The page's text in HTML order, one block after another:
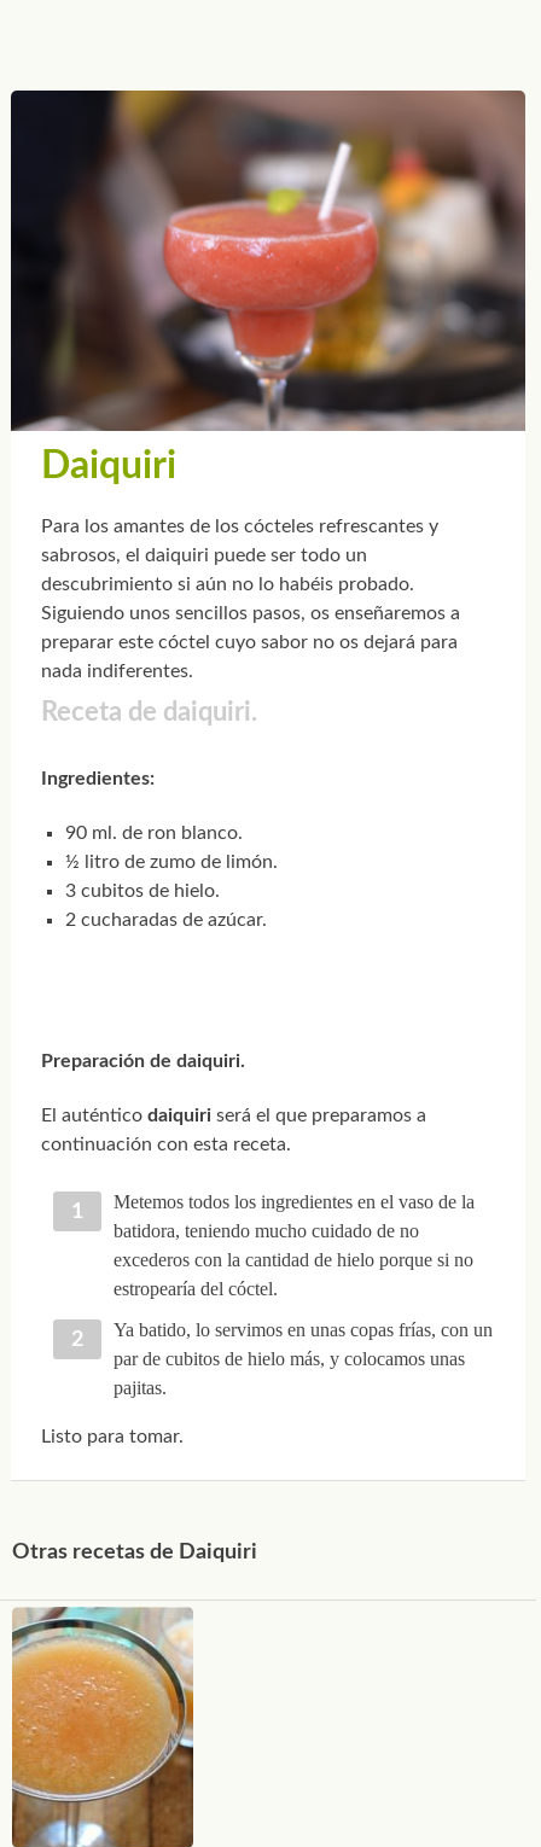
Daiquiri
Para los amantes de los cócteles refrescantes y
sabrosos, el daiquiri puede ser todo un
descubrimiento si aún no lo habéis probado.
Siguiendo unos sencillos pasos, os enseñaremos a
preparar este cóctel cuyo sabor no os dejará para
nada indiferentes.
Receta de daiquiri.
Ingredientes:
90 ml. de ron blanco.
½ litro de zumo de limón.
3 cubitos de hielo.
2 cucharadas de azúcar.
Preparación de daiquiri.
El auténtico daiquiriserá el que preparamos a
continuación con esta receta.
Metemos todos los ingredientes en el vaso de la
batidora, teniendo mucho cuidado de no
excederos con la cantidad de hielo porque si no
estropearía del cóctel.
Ya batido, lo servimos en unas copas frías, con un
par de cubitos de hielo más, y colocamos unas
pajitas.
Listo para tomar.
Otras recetas de Daiquiri